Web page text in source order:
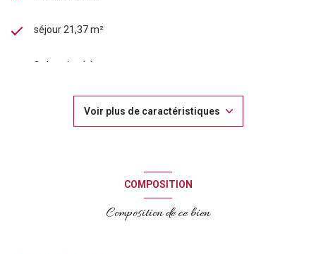
séjour 21,37 m²
2 chambre(s)
Chauffage individuel : chaudière (gaz de ville)
Voir plus de caractéristiques
COMPOSITION
Composition de ce bien